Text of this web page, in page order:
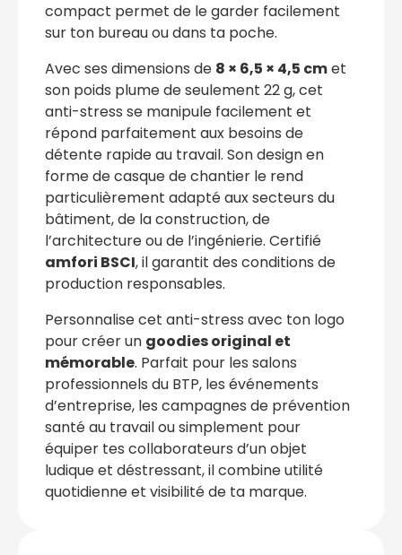
compact permet de le garder facilement
sur ton bureau ou dans ta poche.
Avec ses dimensions de 8 × 6,5 × 4,5 cmet
son poids plume de seulement 22 g, cet
anti-stress se manipule facilement et
répond parfaitement aux besoins de
détente rapide au travail. Son design en
forme de casque de chantier le rend
particulièrement adapté aux secteurs du
bâtiment, de la construction, de
l’architecture ou de l’ingénierie. Certifié
amfori BSCI, il garantit des conditions de
production responsables.
Personnalise cet anti-stress avec ton logo
pour créer un goodies original et
mémorable. Parfait pour les salons
professionnels du BTP, les événements
d’entreprise, les campagnes de prévention
santé au travail ou simplement pour
équiper tes collaborateurs d’un objet
ludique et déstressant, il combine utilité
quotidienne et visibilité de ta marque.